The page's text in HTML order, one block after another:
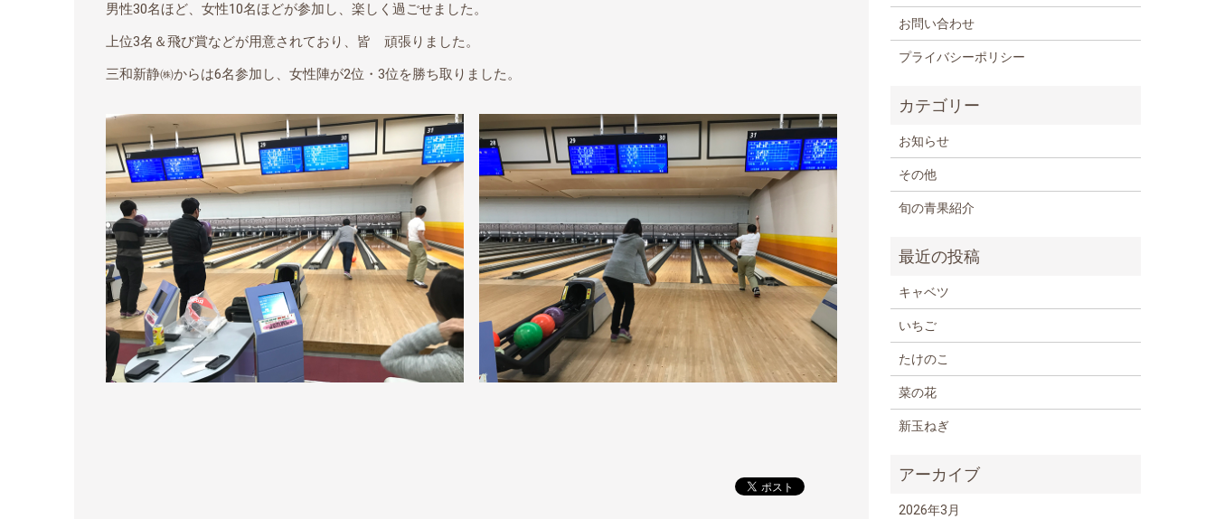
男性30名ほど、女性10名ほどが参加し、楽しく過ごせました。
上位3名＆飛び賞などが用意されており、皆 頑張りました。
三和新静㈱からは6名参加し、女性陣が2位・3位を勝ち取りました。
お問い合わせ
プライバシーポリシー
お知らせ
その他
旬の青果紹介
キャベツ
いちご
たけのこ
菜の花
新玉ねぎ
2026年3月